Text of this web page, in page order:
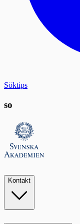
Söktips
so
Kontakt